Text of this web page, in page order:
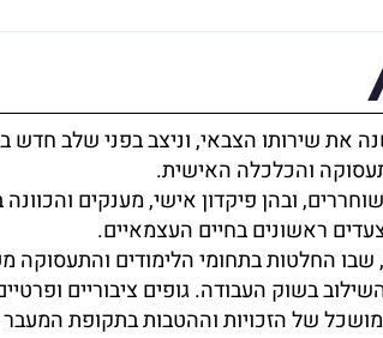
את שירותו הצבאי, וניצב בפני שלב
והכלכלה האישית.
ובהן פיקדון אישי, מענקים
ראשונים בחיים העצמאיים.
החלטות בתחומי הלימודים והתעסוקה
בשוק העבודה. גופים ציבוריים
של הזכויות וההטבות בתקופת